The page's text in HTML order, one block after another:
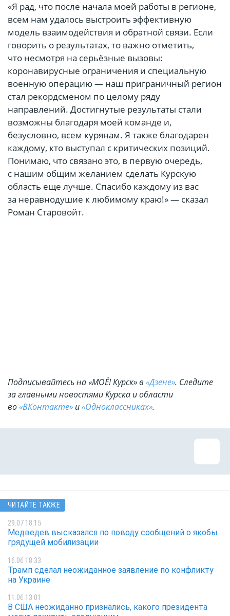
«Я рад, что после начала моей работы в регионе,
всем нам удалось выстроить эффективную
модель взаимодействия и обратной связи. Если
говорить о результатах, то важно отметить,
что несмотря на серьёзные вызовы:
коронавирусные ограничения и специальную
военную операцию — наш приграничный регион
стал рекордсменом по целому ряду
направлений. Достигнутые результаты стали
возможны благодаря моей команде и,
безусловно, всем курянам. Я также благодарен
каждому, кто выступал с критических позиций.
Понимаю, что связано это, в первую очередь,
с нашим общим желанием сделать Курскую
область еще лучше. Спасибо каждому из вас
за неравнодушие к любимому краю!» — сказал
Роман Старовойт.
Подписывайтесь на «МОЁ! Курск» в «Дзене». Cледите
за главными новостями Курска и области
во«ВКонтакте» и«Одноклассниках».
ЧИТАЙТЕ ТАКЖЕ
29.07 18:15
Медведев высказался по поводу сообщений о якобы
грядущей мобилизации
16.06 18:33
Трамп сделал неожиданное заявление по конфликту
на Украине
11.06 13:01
В США неожиданно признались, какого президента